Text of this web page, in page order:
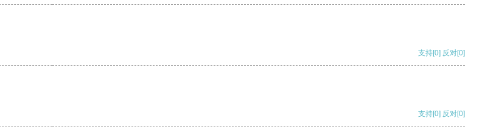
支持[0] 反对[0]
支持[0] 反对[0]